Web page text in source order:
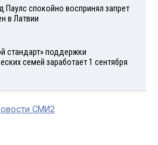
Паулс спокойно воспринял запрет
в Латвии
стандарт» поддержки
семей заработает 1 сентября
СМИ2